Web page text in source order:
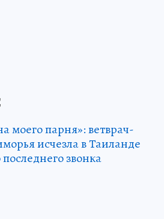
моего парня»: ветврач-
исчезла в Таиланде
звонка